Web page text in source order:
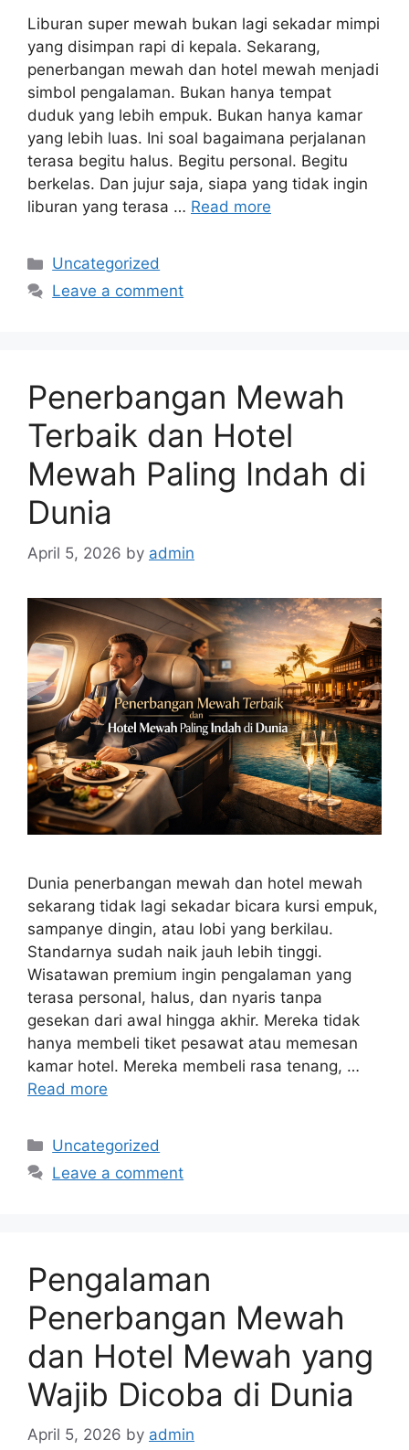
Liburan super mewah bukan lagi sekadar mimpi
yang disimpan rapi di kepala. Sekarang,
penerbangan mewah dan hotel mewah menjadi
simbol pengalaman. Bukan hanya tempat
duduk yang lebih empuk. Bukan hanya kamar
yang lebih luas. Ini soal bagaimana perjalanan
terasa begitu halus. Begitu personal. Begitu
berkelas. Dan jujur saja, siapa yang tidak ingin
liburan yang terasa … Read more
Categories
Uncategorized
Leave a comment
Penerbangan Mewah
Terbaik dan Hotel
Mewah Paling Indah di
Dunia
April 5, 2026 by admin
Dunia penerbangan mewah dan hotel mewah
sekarang tidak lagi sekadar bicara kursi empuk,
sampanye dingin, atau lobi yang berkilau.
Standarnya sudah naik jauh lebih tinggi.
Wisatawan premium ingin pengalaman yang
terasa personal, halus, dan nyaris tanpa
gesekan dari awal hingga akhir. Mereka tidak
hanya membeli tiket pesawat atau memesan
kamar hotel. Mereka membeli rasa tenang, …
Read more
Categories
Uncategorized
Leave a comment
Pengalaman
Penerbangan Mewah
dan Hotel Mewah yang
Wajib Dicoba di Dunia
April 5, 2026 by admin